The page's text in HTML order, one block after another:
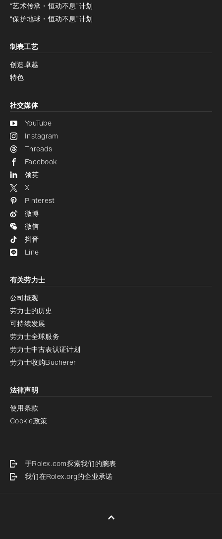
减少动画
停用
“艺术传承・恒动不息”计划
“保护地球・恒动不息”计划
制表工艺
创造卓越
特色
社交媒体
YouTube
Instagram
Threads
Facebook
领英
X
Pinterest
微博
微信
抖音
Line
有关劳力士
公司概观
劳力士的历史
可持续发展
劳力士全球服务
劳力士中古表认证计划
劳力士收购Bucherer
法律声明
使用条款
Cookie政策
于Rolex.com探索我们的腕表
我们在Rolex.org的企业承诺